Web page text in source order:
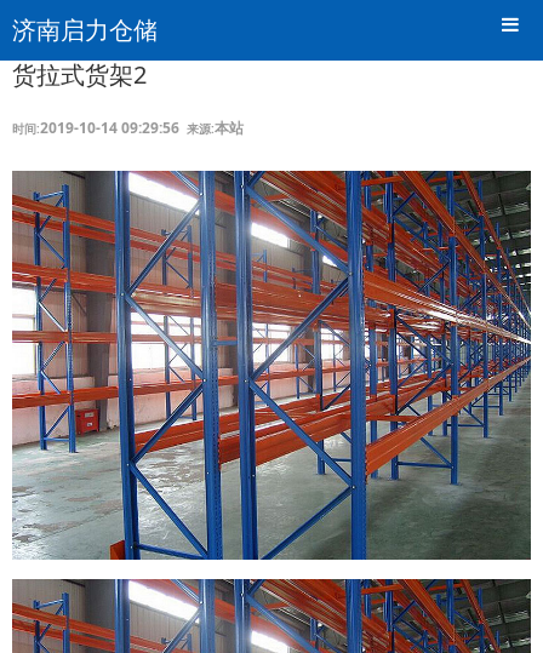
济南启力仓储
货拉式货架2
时间:2019-10-14 09:29:56 来源:本站